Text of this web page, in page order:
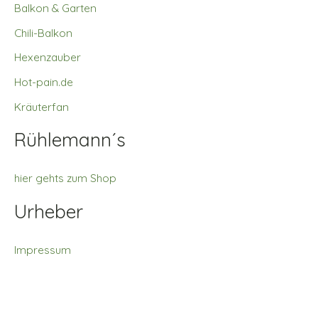
Balkon & Garten
Chili-Balkon
Hexenzauber
Hot-pain.de
Kräuterfan
Rühlemann´s
hier gehts zum Shop
Urheber
Impressum